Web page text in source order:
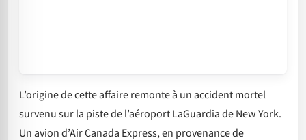
L’origine de cette affaire remonte à un accident mortel
survenu sur la piste de l’aéroport LaGuardia de New York.
Un avion d’Air Canada Express, en provenance de